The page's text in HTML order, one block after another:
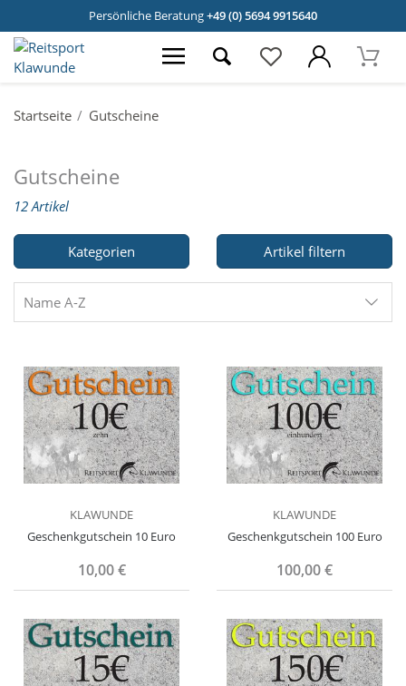
Persönliche Beratung+49 (0) 5694 9915640
Startseite Gutscheine
Gutscheine
12 Artikel
Kategorien Artikel filtern
Name A-Z
KLAWUNDE
Geschenkgutschein 10 Euro
10,00 €
KLAWUNDE
Geschenkgutschein 100 Euro
100,00 €